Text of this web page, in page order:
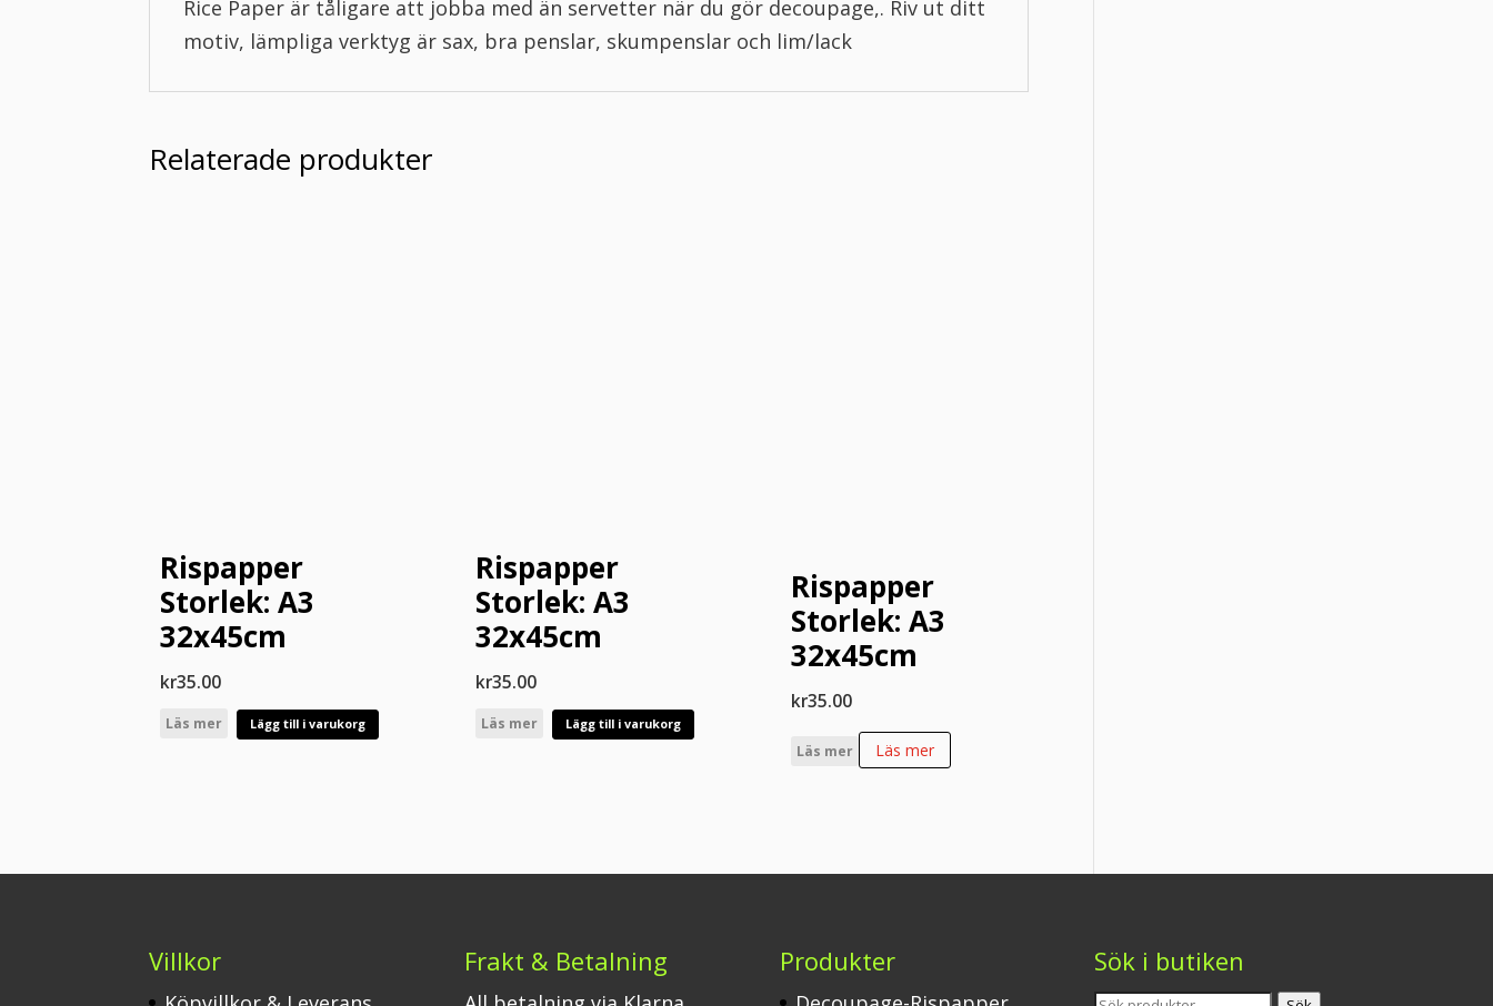
Rice Paper är tåligare att jobba med än servetter när du gör decoupage,. Riv ut ditt
motiv, lämpliga verktyg är sax, bra penslar, skumpenslar och lim/lack
Relaterade produkter
Rispapper
Storlek: A3
32x45cm
kr35.00
Läs mer Lägg till i varukorg
Rispapper
Storlek: A3
32x45cm
kr35.00
Läs mer Lägg till i varukorg
Rispapper
Storlek: A3
32x45cm
kr35.00
Läs mer Läs mer
Villkor Frakt & Betalning Produkter Sök i butiken